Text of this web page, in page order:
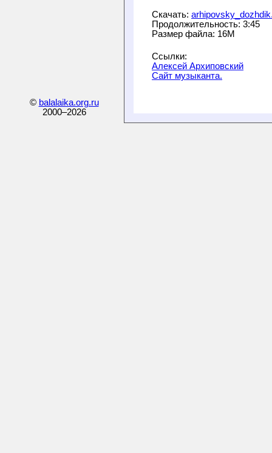
Скачать:
Продолжительность: 3:45
Алексей Архиповский
Сайт музыканта.
© balalaika.org.ru
2000–2026